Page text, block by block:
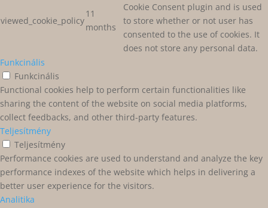
viewed_cookie_policy
11
months
Cookie Consent plugin and is used
to store whether or not user has
consented to the use of cookies. It
does not store any personal data.
Funkcinális
Funkcinális
Functional cookies help to perform certain functionalities like
sharing the content of the website on social media platforms,
collect feedbacks, and other third-party features.
Teljesítmény
Teljesítmény
Performance cookies are used to understand and analyze the key
performance indexes of the website which helps in delivering a
better user experience for the visitors.
Analitika